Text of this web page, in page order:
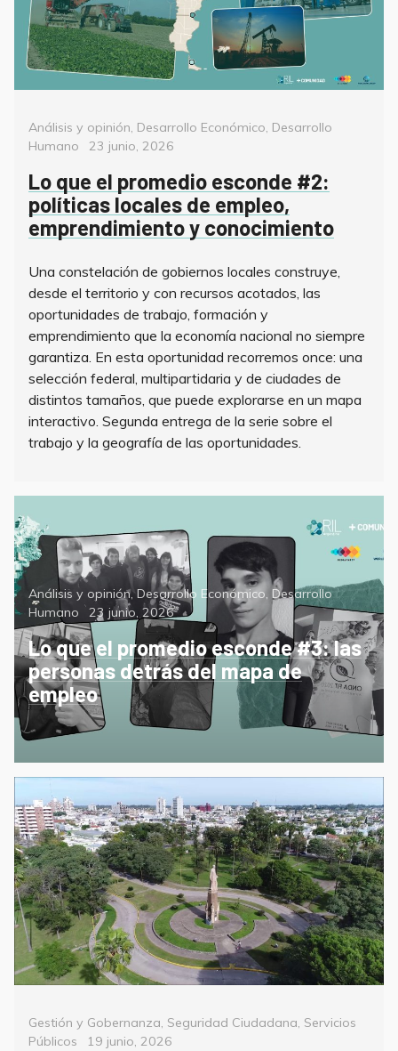
Categorías
Análisis y opinión, Desarrollo Económico, Desarrollo
Humano
Posted
23 junio, 2026
Lo que el promedio esconde #2:
políticas locales de empleo,
emprendimiento y conocimiento
Una constelación de gobiernos locales construye,
desde el territorio y con recursos acotados, las
oportunidades de trabajo, formación y
emprendimiento que la economía nacional no siempre
garantiza. En esta oportunidad recorremos once: una
selección federal, multipartidaria y de ciudades de
distintos tamaños, que puede explorarse en un mapa
interactivo. Segunda entrega de la serie sobre el
trabajo y la geografía de las oportunidades.
Categorías
Análisis y opinión,Desarrollo Económico, Desarrollo
Humano
Posted
on
23 junio, 2026
Lo que el promedio esconde #3: las
personas detrás del mapa de
empleo
Categorías
Gestión y Gobernanza, Seguridad Ciudadana, Servicios
Públicos
Posted
19 junio, 2026